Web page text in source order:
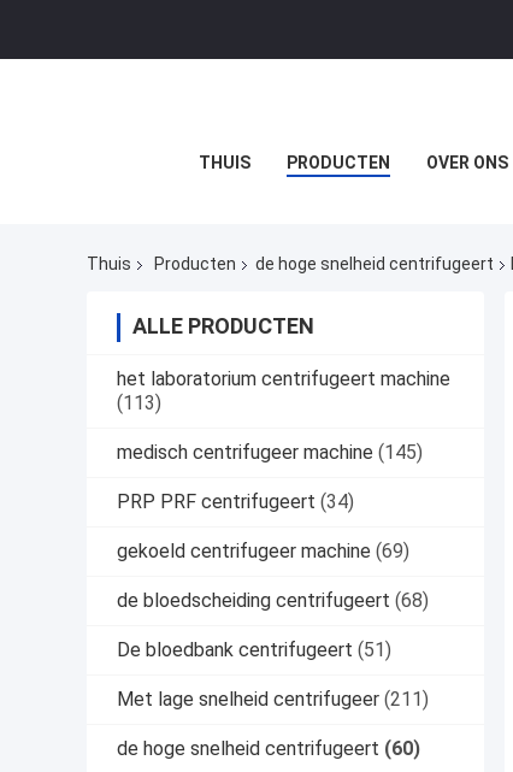
THUIS PRODUCTEN OVER ONS
Thuis Producten de hoge snelheid centrifugeert
ALLE PRODUCTEN
het laboratorium centrifugeert machine
(113)
medisch centrifugeer machine (145)
PRP PRF centrifugeert (34)
gekoeld centrifugeer machine (69)
de bloedscheiding centrifugeert (68)
De bloedbank centrifugeert (51)
Met lage snelheid centrifugeer (211)
de hoge snelheid centrifugeert (60)